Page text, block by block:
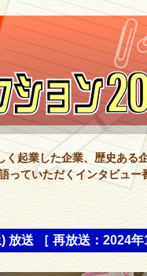
く起業した企業、歴史ある
っていただくインタビュ
放送 ［ 再放送：2024